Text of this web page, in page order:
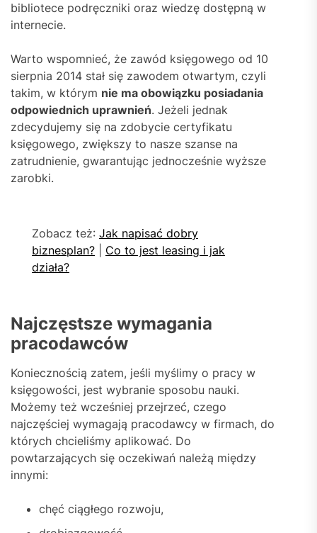
bibliotece podręczniki oraz wiedzę dostępną w
internecie.
Warto wspomnieć, że zawód księgowego od 10
sierpnia 2014 stał się zawodem otwartym, czyli
takim, w którym nie ma obowiązku posiadania
odpowiednich uprawnień. Jeżeli jednak
zdecydujemy się na zdobycie certyfikatu
księgowego, zwiększy to nasze szanse na
zatrudnienie, gwarantując jednocześnie wyższe
zarobki.
Zobacz też: Jak napisać dobry
biznesplan?
Co to jest leasing i jak
działa?
Najczęstsze wymagania
pracodawców
Koniecznością zatem, jeśli myślimy o pracy w
księgowości, jest wybranie sposobu nauki.
Możemy też wcześniej przejrzeć, czego
najczęściej wymagają pracodawcy w firmach, do
których chcieliśmy aplikować. Do
powtarzających się oczekiwań należą między
innymi:
chęć ciągłego rozwoju,